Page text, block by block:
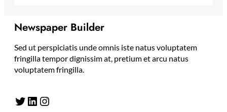
Newspaper Builder
Sed ut perspiciatis unde omnis iste natus voluptatem
fringilla tempor dignissim at, pretium et arcu natus
voluptatem fringilla.
Twitter LinkedIn Instagram